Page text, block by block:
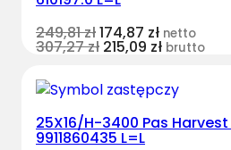
249,81zł174,87 zł netto
307,27zł 215,09 zł brutto
25X16/H-3400 Pas
9911860435 L=L